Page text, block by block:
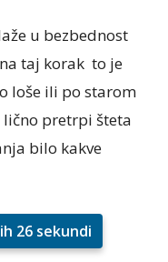
u bezbednost
taj korak to je
loše ili po starom
pretrpi šteta
bilo kakve
26 sekundi